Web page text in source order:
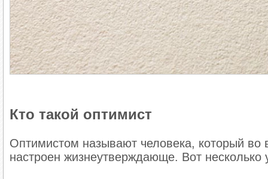
Кто такой оптимист
Оптимистом называют человека, который
настроен жизнеутверждающе. Вот